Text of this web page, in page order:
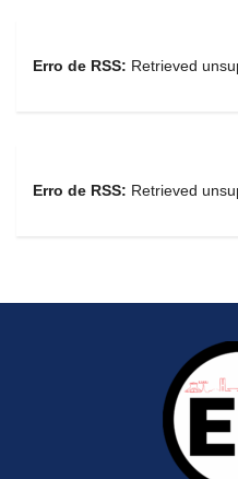
Erro de RSS: Retrieved
Erro de RSS: Retrieved